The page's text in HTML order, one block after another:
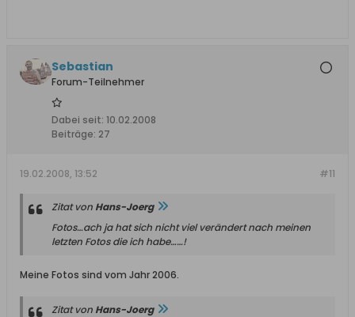
Sebastian
Forum-Teilnehmer
Dabei seit: 10.02.2008
Beiträge: 27
#11
19.02.2008, 13:52
Zitat von Hans-Joerg
Fotos…ach ja hat sich nicht viel verändert nach meinen
letzten Fotos die ich habe……!
Meine Fotos sind vom Jahr 2006.
Zitat von Hans-Joerg